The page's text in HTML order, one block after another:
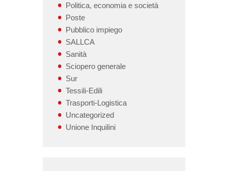
Politica, economia e società
Poste
Pubblico impiego
SALLCA
Sanità
Sciopero generale
Sur
Tessili-Edili
Trasporti-Logistica
Uncategorized
Unione Inquilini